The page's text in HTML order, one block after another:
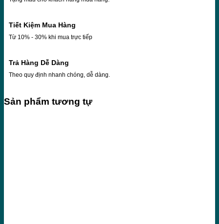
Tiết Kiệm Mua Hàng
Từ 10% - 30% khi mua trực tiếp
Trả Hàng Dễ Dàng
Theo quy định nhanh chóng, dễ dàng.
Sản phẩm tương tự